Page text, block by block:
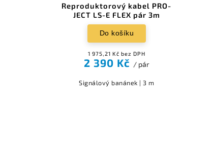
Reproduktorový kabel PRO-
JECT LS-E FLEX pár 3m
1 975,21 Kč bez DPH
2 390 Kč / pár
Do košíku
Signálový banánek | 3 m